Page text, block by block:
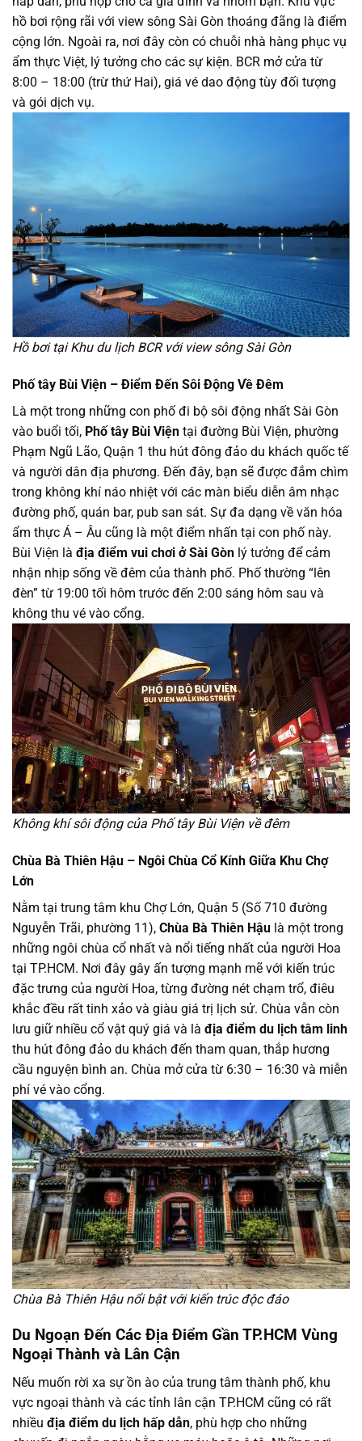
hồ bơi rộng rãi với view sông Sài Gòn thoáng đãng là điểm
cộng lớn. Ngoài ra, nơi đây còn có chuỗi nhà hàng phục vụ
ẩm thực Việt, lý tưởng cho các sự kiện. BCR mở cửa từ
8:00 – 18:00 (trừ thứ Hai), giá vé dao động tùy đối tượng
và gói dịch vụ.
Hồ bơi tại Khu du lịch BCR với view sông Sài Gòn
Phố tây Bùi Viện – Điểm Đến Sôi Động Về Đêm
Là một trong những con phố đi bộ sôi động nhất Sài Gòn
vào buổi tối, Phố tây Bùi Viện tại đường Bùi Viện, phường
Phạm Ngũ Lão, Quận 1 thu hút đông đảo du khách quốc tế
và người dân địa phương. Đến đây, bạn sẽ được đắm chìm
trong không khí náo nhiệt với các màn biểu diễn âm nhạc
đường phố, quán bar, pub san sát. Sự đa dạng về văn hóa
ẩm thực Á – Âu cũng là một điểm nhấn tại con phố này.
Bùi Viện là địa điểm vui chơi ở Sài Gòn lý tưởng để cảm
nhận nhịp sống về đêm của thành phố. Phố thường “lên
đèn” từ 19:00 tối hôm trước đến 2:00 sáng hôm sau và
không thu vé vào cổng.
Không khí sôi động của Phố tây Bùi Viện về đêm
Chùa Bà Thiên Hậu – Ngôi Chùa Cổ Kính Giữa Khu Chợ
Lớn
Nằm tại trung tâm khu Chợ Lớn, Quận 5 (Số 710 đường
Nguyễn Trãi, phường 11), Chùa Bà Thiên Hậu là một trong
những ngôi chùa cổ nhất và nổi tiếng nhất của người Hoa
tại TP.HCM. Nơi đây gây ấn tượng mạnh mẽ với kiến trúc
đặc trưng của người Hoa, từng đường nét chạm trổ, điêu
khắc đều rất tinh xảo và giàu giá trị lịch sử. Chùa vẫn còn
lưu giữ nhiều cổ vật quý giá và là địa điểm du lịch tâm linh
thu hút đông đảo du khách đến tham quan, thắp hương
cầu nguyện bình an. Chùa mở cửa từ 6:30 – 16:30 và miễn
phí vé vào cổng.
Chùa Bà Thiên Hậu nổi bật với kiến trúc độc đáo
Du Ngoạn Đến Các Địa Điểm Gần TP.HCM Vùng
Ngoại Thành và Lân Cận
Nếu muốn rời xa sự ồn ào của trung tâm thành phố, khu
vực ngoại thành và các tỉnh lân cận TP.HCM cũng có rất
nhiều địa điểm du lịch hấp dẫn, phù hợp cho những